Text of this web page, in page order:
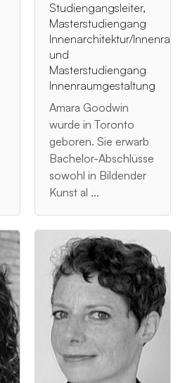
Studiengangsleiter,
Masterstudiengang
Innenarchitektur/
und
Masterstudiengang
Innenraumgestaltung
Amara Goodwin
wurde in Toronto
geboren. Sie erwarb
Bachelor-Abschlüsse
sowohl in Bildender
Kunst al ...